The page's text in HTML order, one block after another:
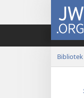
JW.ORG
Bibliotek